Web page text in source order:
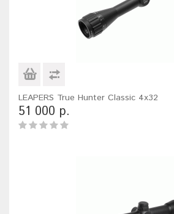
LEAPERS True Hunter Classic 4x32
51 000 р.